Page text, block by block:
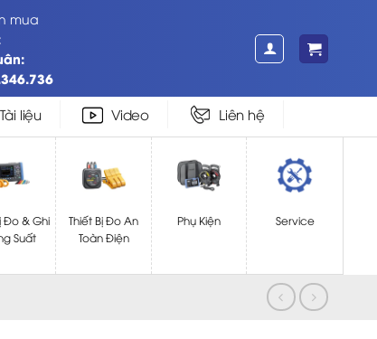
mua
Tài liệu Video Liên hệ
Đo & Ghi
Suất
Thiết Bị Đo An
Toàn Điện
Phụ Kiện Service